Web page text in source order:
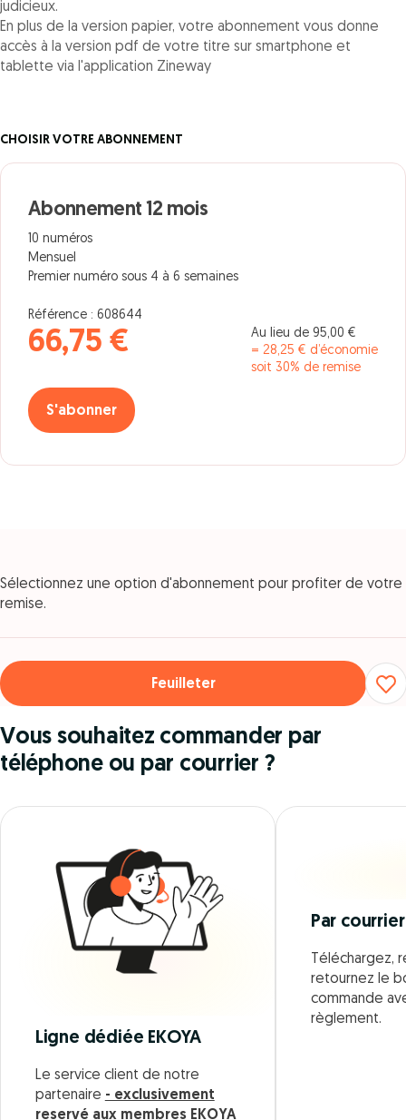
judicieux.
En plus de la version papier, votre abonnement vous donne
accès à la version pdf de votre titre sur smartphone et
tablette via l'application Zineway
CHOISIR VOTRE ABONNEMENT
Abonnement 12 mois
10 numéros
Mensuel
Premier numéro sous 4 à 6 semaines
Référence : 608644
66,75 €
Au lieu de 95,00 €
= 28,25 € d’économie
soit 30% de remise
S'abonner
Sélectionnez une option d'abonnement pour profiter de votre
remise.
Feuilleter
Vous souhaitez commander par
téléphone ou par courrier ?
Ligne dédiée EKOYA
Le service client de notre
partenaire - exclusivement
reservé aux membres EKOYA
Par courrier
Téléchargez,
retournez le
commande
règlement.